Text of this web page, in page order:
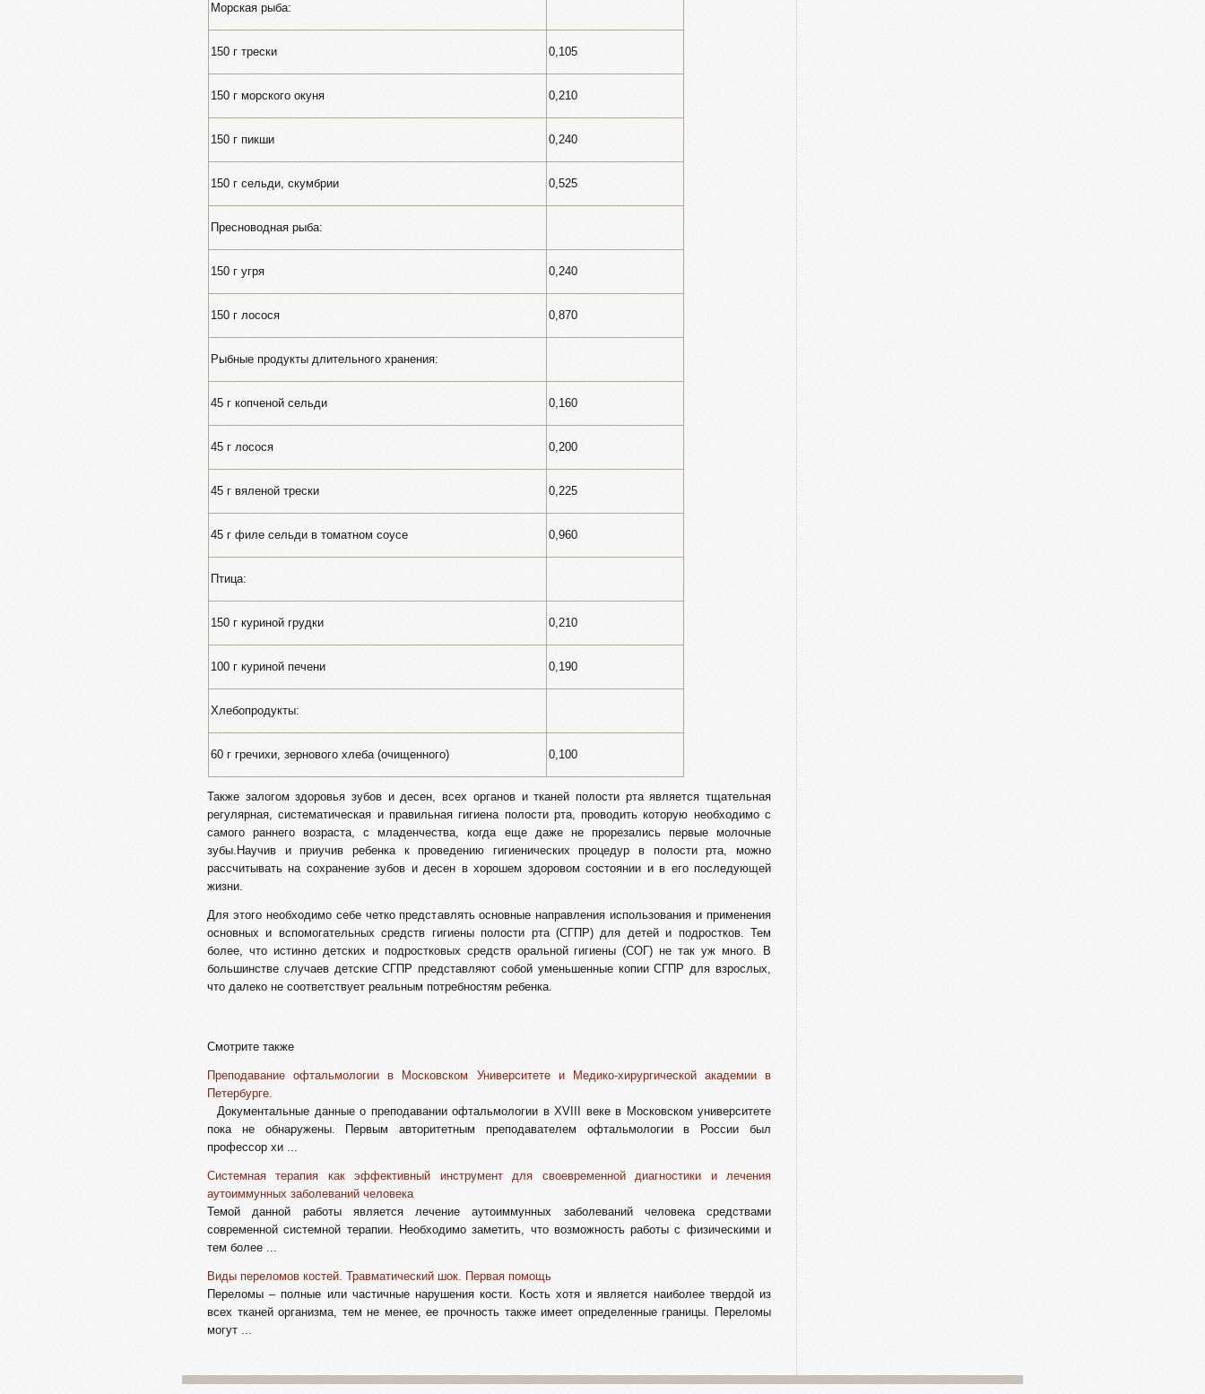
Морская рыба:
150 г трески 0,105
150 г морского окуня 0,210
150 г пикши 0,240
150 г сельди, скумбрии 0,525
Пресноводная рыба:
150 г угря 0,240
150 г лосося 0,870
Рыбные продукты длительного хранения:
45 г копченой сельди 0,160
45 г лосося 0,200
45 г вяленой трески 0,225
45 г филе сельди в томатном соусе 0,960
Птица:
150 г куриной грудки 0,210
100 г куриной печени 0,190
Хлебопродукты:
60 г гречихи, зернового хлеба (очищенного) 0,100
Также залогом здоровья зубов и десен, всех органов и тканей полости рта является тщательная
регулярная, систематическая и правильная гигиена полости рта, проводить которую необходимо с
самого раннего возраста, с младенчества, когда еще даже не прорезались первые молочные
зубы.Научив и приучив ребенка к проведению гигиенических процедур в полости рта, можно
рассчитывать на сохранение зубов и десен в хорошем здоровом состоянии и в его последующей
жизни.
Для этого необходимо себе четко представлять основные направления использования и применения
основных и вспомогательных средств гигиены полости рта (СГПР) для детей и подростков. Тем
более, что истинно детских и подростковых средств оральной гигиены (СОГ) не так уж много. В
большинстве случаев детские СГПР представляют собой уменьшенные копии СГПР для взрослых,
что далеко не соответствует реальным потребностям ребенка.
Смотрите также
Преподавание офтальмологии в Московском Университете и Медико-хирургической академии в
Петербурге.
Документальные данные о преподавании офтальмологии в XVIII веке в Московском университете
пока не обнаружены. Первым авторитетным преподавателем офтальмологии в России был
профессор хи ...
Системная терапия как эффективный инструмент для своевременной диагностики и лечения
аутоиммунных заболеваний человека
Темой данной работы является лечение аутоиммунных заболеваний человека средствами
современной системной терапии. Необходимо заметить, что возможность работы с физическими и
тем более ...
Виды переломов костей. Травматический шок. Первая помощь
Переломы – полные или частичные нарушения кости. Кость хотя и является наиболее твердой из
всех тканей организма, тем не менее, ее прочность также имеет определенные границы. Переломы
могут ...